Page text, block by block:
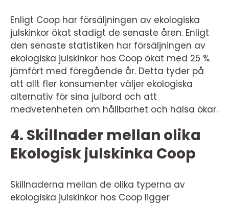
Enligt Coop har försäljningen av ekologiska
julskinkor ökat stadigt de senaste åren. Enligt
den senaste statistiken har försäljningen av
ekologiska julskinkor hos Coop ökat med 25 %
jämfört med föregående år. Detta tyder på
att allt fler konsumenter väljer ekologiska
alternativ för sina julbord och att
medvetenheten om hållbarhet och hälsa ökar.
4. Skillnader mellan olika
Ekologisk julskinka Coop
Skillnaderna mellan de olika typerna av
ekologiska julskinkor hos Coop ligger